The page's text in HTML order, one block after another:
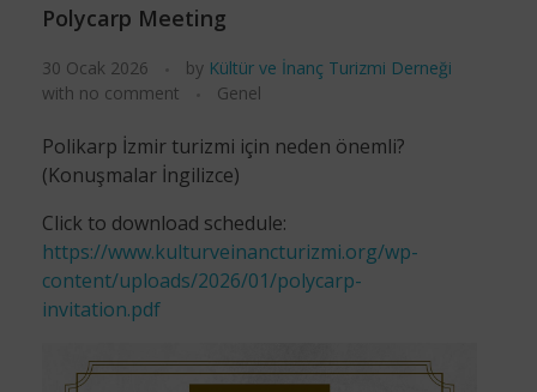
Polycarp Meeting
30 Ocak 2026 by Kültür ve İnanç Turizmi Derneği
with no comment Genel
Polikarp İzmir turizmi için neden önemli?
(Konuşmalar İngilizce)
Click to download schedule:
https://www.kulturveinancturizmi.org/wp-
content/uploads/2026/01/polycarp-
invitation.pdf